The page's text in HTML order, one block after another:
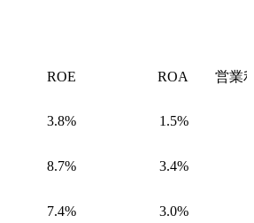
ROE ROA 営業
3.8% 1.5%
8.7% 3.4%
7.4% 3.0%